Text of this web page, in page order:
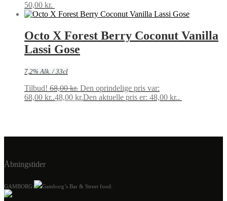
50,00 kr.
Octo X Forest Berry Coconut Vanilla
Lassi Gose
7,2% Alk. / 33cl
Tilbud! 68,00kr. Den oprindelige pris var:
68,00 kr..48,00 kr.Den aktuelle pris er: 48,00 kr..
Åbningstider
GAMBORG: Gamborg’s Bar & Street food: